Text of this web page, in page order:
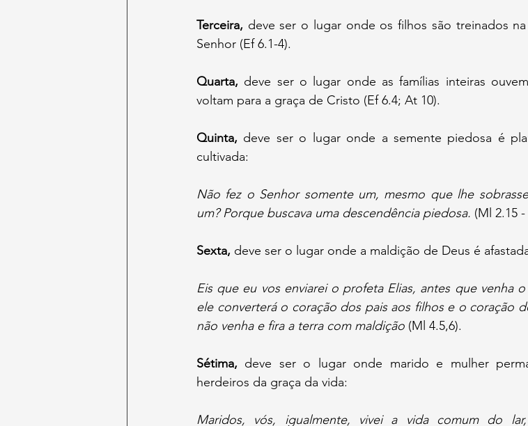
Terceira, deve ser o lugar onde os filhos são treinados
Senhor (Ef 6.1-4).
Quarta, deve ser o lugar onde as famílias inteiras
voltam para a graça de Cristo (Ef 6.4; At 10).
Quinta, deve ser o lugar onde a semente piedosa é
cultivada:
Não fez o Senhor somente um, mesmo que lhe
um? Porque buscava uma descendência piedosa. (Ml 2.15
Sexta, deve ser o lugar onde a maldição de Deus é
Eis que eu vos enviarei o profeta Elias, antes que venha
ele converterá o coração dos pais aos filhos e o coração
não venha e fira a terra com maldição (Ml 4.5,6).
Sétima, deve ser o lugar onde marido e mulher
herdeiros da graça da vida:
Maridos, vós, igualmente, vivei a vida comum do